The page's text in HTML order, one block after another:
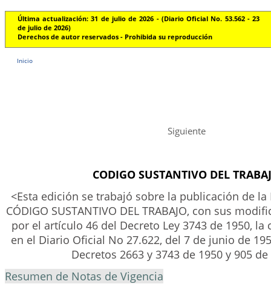
Última actualización: 31 de julio de 2026 - (Diario Oficial No. 53.562 - 23
de julio de 2026)
Derechos de autor reservados - Prohibida su reproducción
Inicio
Siguiente
CODIGO SUSTANTIVO DEL
<Esta edición se trabajó sobre la publicación de
CÓDIGO SUSTANTIVO DEL TRABAJO, con sus
por el artículo 46 del Decreto Ley 3743 de 1950,
en el Diario Oficial No 27.622, del 7 de junio de
Decretos 2663 y 3743 de 1950 y 905 de
Resumen de Notas de Vigencia